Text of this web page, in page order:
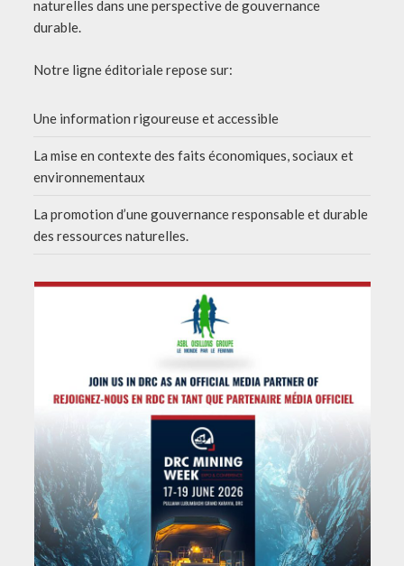
naturelles dans une perspective de gouvernance
durable.
Notre ligne éditoriale repose sur:
Une information rigoureuse et accessible
La mise en contexte des faits économiques, sociaux et
environnementaux
La promotion d’une gouvernance responsable et durable
des ressources naturelles.